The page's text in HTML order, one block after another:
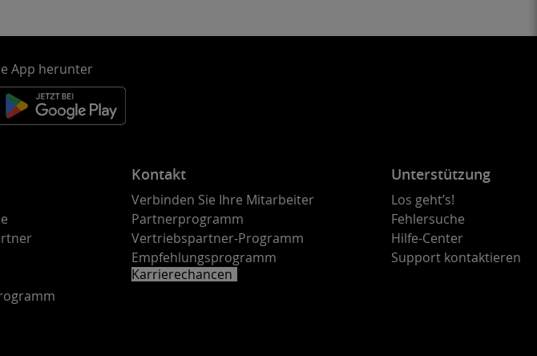
App herunter
Kontakt
Verbinden Sie Ihre Mitarbeiter
Partnerprogramm
Vertriebspartner-Programm
Empfehlungsprogramm
Karrierechancen
Unterstützung
Los geht’s!
Fehlersuche
Hilfe-Center
Support kontaktieren